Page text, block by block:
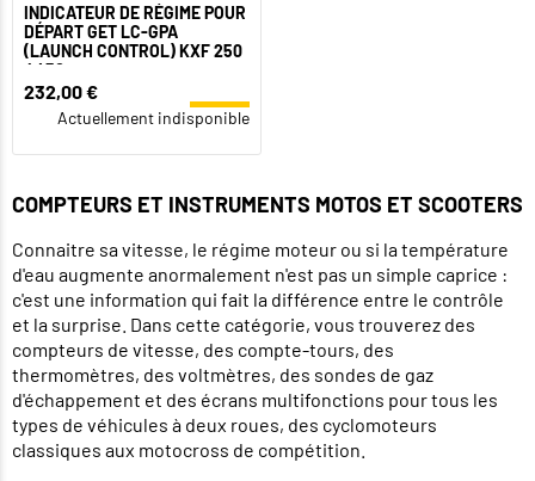
INDICATEUR DE RÉGIME POUR
DÉPART GET LC-GPA
(LAUNCH CONTROL) KXF 250
/ 450
232,00 €
Actuellement indisponible
COMPTEURS ET INSTRUMENTS MOTOS ET SCOOTERS
Connaitre sa vitesse, le régime moteur ou si la température
d'eau augmente anormalement n'est pas un simple caprice :
c'est une information qui fait la différence entre le contrôle
et la surprise. Dans cette catégorie, vous trouverez des
compteurs de vitesse, des compte-tours, des
thermomètres, des voltmètres, des sondes de gaz
d'échappement et des écrans multifonctions pour tous les
types de véhicules à deux roues, des cyclomoteurs
classiques aux motocross de compétition.